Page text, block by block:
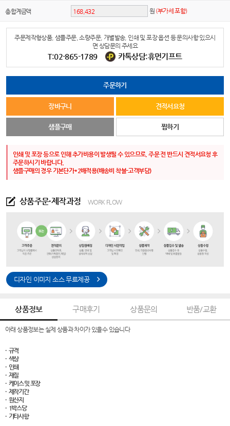
총 합계금액 원 (부가세 포함)
주문제작형상품, 샘플주문, 소량주문, 개별발송, 인쇄 및 포장 옵션 등 문의사항 있으시
면 상담문의 주세요
T:02-865-1789 카톡상담:휴먼기프트
주문하기
장바구니 견적서요청
샘플구매 찜하기
인쇄 및 포장 등으로 인해 추가비용이 발생될 수 있으므로, 주문 전 반드시 견적서요청 후
주문하시기 바랍니다.
샘플구매의 경우 기본단가*2배적용(배송비 착불-고객부담)
상품주문·제작과정 WORK FLOW
디자인 이미지 소스 무료제공
상품정보 구매후기 상품문의 반품/교환
아래 상품정보는 실제 상품과 차이가 있을수 있습니다
· 규격
· 색상
· 인쇄
· 재질
· 케이스 및 포장
· 제작기간
· 원산지
· 1박스당
· 기타사항